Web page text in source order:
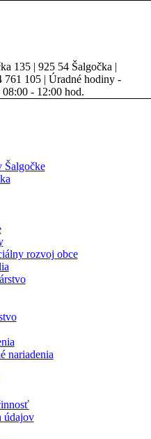
135 | 925 54 Šalgočka |
761 105 | Úradné hodiny -
- 12:00 hod.
Šalgočke
rozvoj obce
nariadenia
údajov